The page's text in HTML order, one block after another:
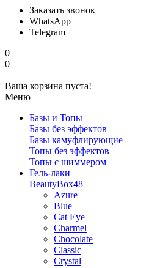
Заказать звонок
WhatsApp
Telegram
0
0
Ваша корзина пуста!
Меню
Базы и Топы
Базы без эффектов
Базы камуфлирующие
Топы без эффектов
Топы с шиммером
Гель-лаки
BeautyBox48
Azure
Blue
Cat Eye
Charmel
Chocolate
Classic
Crystal